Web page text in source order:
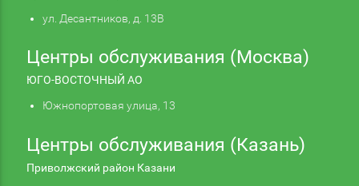
ул. Десантников, д. 13В
Центры обслуживания (Москва)
ЮГО-ВОСТОЧНЫЙ АО
Южнопортовая улица, 13
Центры обслуживания (Казань)
Приволжский район Казани